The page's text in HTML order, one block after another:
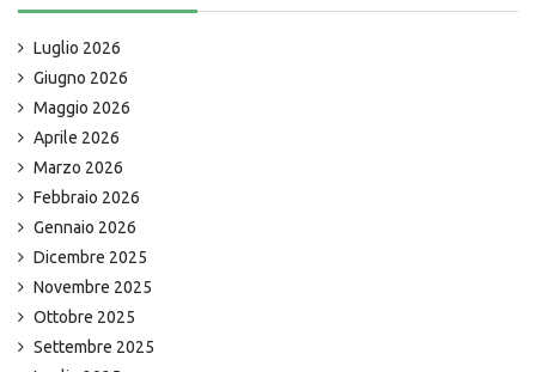
Luglio 2026
Giugno 2026
Maggio 2026
Aprile 2026
Marzo 2026
Febbraio 2026
Gennaio 2026
Dicembre 2025
Novembre 2025
Ottobre 2025
Settembre 2025